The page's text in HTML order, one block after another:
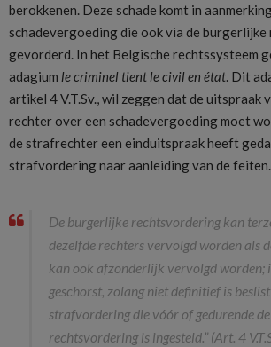
berokkenen. Deze schade komt in
schadevergoeding die ook via de burgerlijke
gevorderd. In het Belgische rechtssysteem
adagium le criminel tient le civil en état. Dit
artikel 4 V.T.Sv., wil zeggen dat de uitspraak
rechter over een schadevergoeding moet
de strafrechter een einduitspraak heeft
strafvordering naar aanleiding van de feiten.
De burgerlijke rechtsvordering kan
dezelfde rechters vervolgd worden als
kan ook afzonderlijk vervolgd worden;
geschorst, zolang niet definitief is
strafvordering die vóór of gedurende
rechtsvordering is ingesteld.” (Art. 4